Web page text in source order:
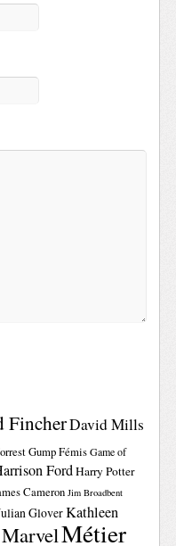
FincherDavid Mills
GumpFémis Game of
FordHarry Potter
Cameron Jim Broadbent
GloverKathleen
MarvelMétier